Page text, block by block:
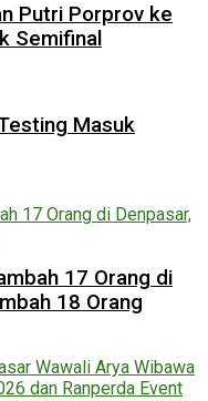
Putri Porprov ke
Semifinal
Masuk
17 Orang di
18 Orang